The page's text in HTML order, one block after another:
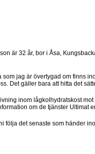
är 32 år, bor i Åsa,
jag är övertygad om finns
Det gäller bara att hitta det
inom lågkolhydratskost
om de tjänster Ultimat
följa det senaste som händer